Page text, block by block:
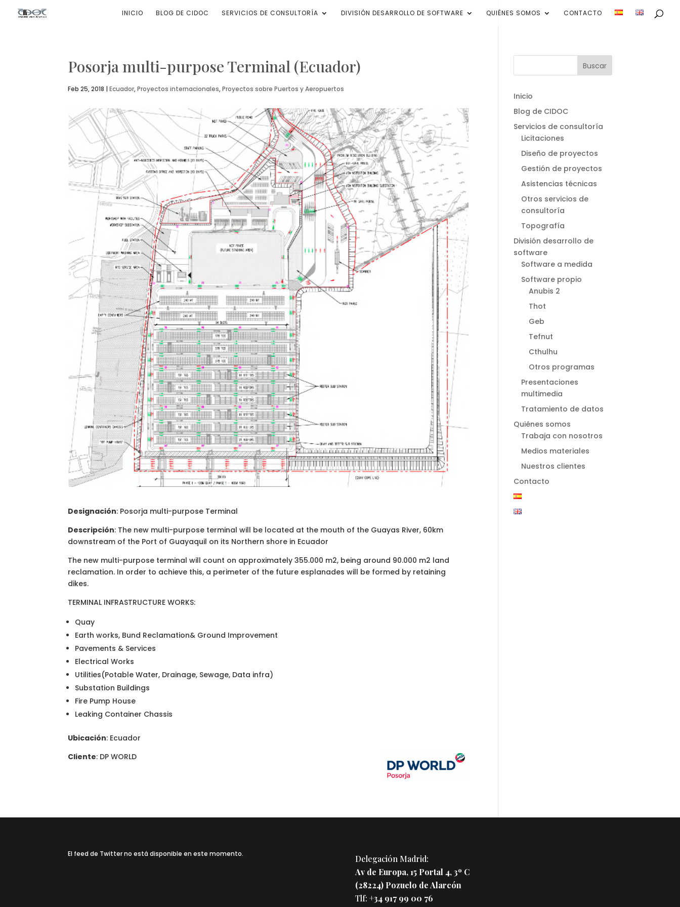
INICIO BLOG DE CIDOC SERVICIOS DE CONSULTORÍA DIVISIÓN DESARROLLO DE SOFTWARE QUIÉNES SOMOS CONTACTO
Posorja multi-purpose Terminal (Ecuador)
Feb 25, 2018 |Ecuador,Proyectos internacionales,Proyectos sobre Puertos y Aeropuertos
Designación: Posorja multi-purpose Terminal
Descripción: The new multi-purpose terminal will be located at the mouth of the Guayas River, 60km
downstream of the Port of Guayaquil on its Northern shore in Ecuador
The new multi-purpose terminal will count on approximately 355.000 m2, being around 90.000 m2 land
reclamation. In order to achieve this, a perimeter of the future esplanades will be formed by retaining
dikes.
TERMINAL INFRASTRUCTURE WORKS:
Quay
Earth works, Bund Reclamation& Ground Improvement
Pavements & Services
Electrical Works
Utilities(Potable Water, Drainage, Sewage, Data infra)
Substation Buildings
Fire Pump House
Leaking Container Chassis
Ubicación: Ecuador
Cliente: DP WORLD
Inicio
Blog de CIDOC
Servicios de consultoría
Licitaciones
Diseño de proyectos
Gestión de proyectos
Asistencias técnicas
Otros servicios de
consultoría
Topografía
División desarrollo de
software
Software a medida
Software propio
Anubis 2
Thot
Geb
Tefnut
Cthulhu
Otros programas
Presentaciones
multimedia
Tratamiento de datos
Quiénes somos
Trabaja con nosotros
Medios materiales
Nuestros clientes
Contacto
El feed de Twitter no está disponible en este momento.
Delegación Madrid:
Av de Europa, 15 Portal 4, 3º C
(28224) Pozuelo de Alarcón
Tlf: +34 917 99 00 76